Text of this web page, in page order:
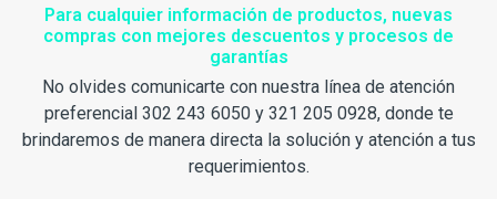
Para cualquier información de productos, nuevas
compras con mejores descuentos y procesos de
garantías
No olvides comunicarte con nuestra línea de atención
preferencial 302 243 6050 y 321 205 0928, donde te
brindaremos de manera directa la solución y atención a tus
requerimientos.